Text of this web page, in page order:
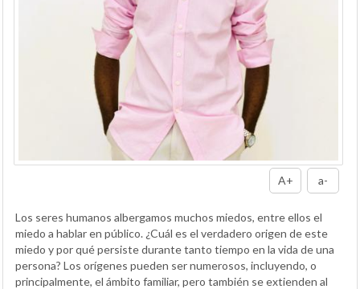
A+ a-
Los seres humanos albergamos muchos miedos, entre ellos el
miedo a hablar en público. ¿Cuál es el verdadero origen de este
miedo y por qué persiste durante tanto tiempo en la vida de una
persona? Los orígenes pueden ser numerosos, incluyendo, o
principalmente, el ámbito familiar, pero también se extienden al